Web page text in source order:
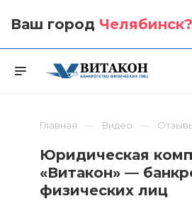
Ваш город Челябинск?
Главная Видео
Юридическая
«Витакон» —
физических лиц